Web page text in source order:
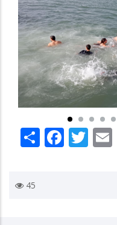
Share
45